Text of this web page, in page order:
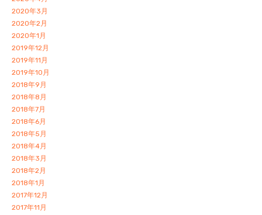
2020年3月
2020年2月
2020年1月
2019年12月
2019年11月
2019年10月
2018年9月
2018年8月
2018年7月
2018年6月
2018年5月
2018年4月
2018年3月
2018年2月
2018年1月
2017年12月
2017年11月